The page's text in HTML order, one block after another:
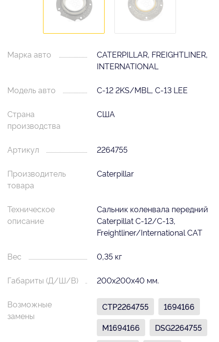
Марка авто
CATERPILLAR, FREIGHTLINER,
INTERNATIONAL
Модель авто C-12 2KS/MBL, C-13 LEE
Страна
производства
США
Артикул 2264755
Производитель
товара
Caterpillar
Техническое
описание
Сальник коленвала передний
Caterpillat C-12/C-13,
Freightliner/International CAT
Вес 0,35 кг
Габариты (Д/Ш/В) 200х200х40 мм.
Возможные
замены
CTP2264755
1694166
M1694166
DSG2264755